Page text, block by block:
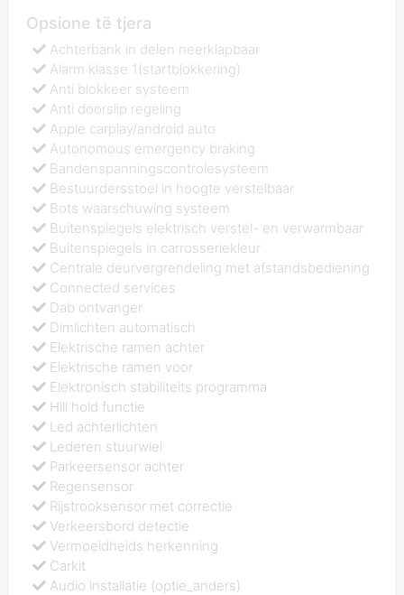
Opsione të tjera
Achterbank in delen neerklapbaar
Alarm klasse 1(startblokkering)
Anti blokkeer systeem
Anti doorslip regeling
Apple carplay/android auto
Autonomous emergency braking
Bandenspanningscontrolesysteem
Bestuurdersstoel in hoogte verstelbaar
Bots waarschuwing systeem
Buitenspiegels elektrisch verstel- en verwarmbaar
Buitenspiegels in carrosseriekleur
Centrale deurvergrendeling met afstandsbediening
Connected services
Dab ontvanger
Dimlichten automatisch
Elektrische ramen achter
Elektrische ramen voor
Elektronisch stabiliteits programma
Hill hold functie
Led achterlichten
Lederen stuurwiel
Parkeersensor achter
Regensensor
Rijstrooksensor met correctie
Verkeersbord detectie
Vermoeidheids herkenning
Carkit
Audio installatie (optie_anders)